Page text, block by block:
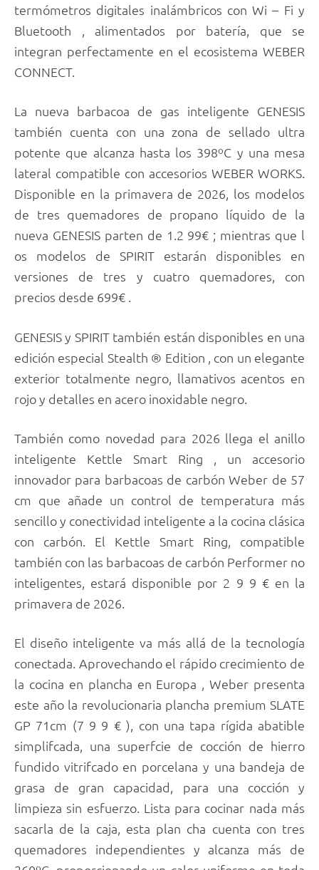
termómetros digitales inalámbricos con Wi – Fi y
Bluetooth , alimentados por batería, que se
integran perfectamente en el ecosistema WEBER
CONNECT.
La nueva barbacoa de gas inteligente GENESIS
también cuenta con una zona de sellado ultra
potente que alcanza hasta los 398ºC y una mesa
lateral compatible con accesorios WEBER WORKS.
Disponible en la primavera de 2026, los modelos
de tres quemadores de propano líquido de la
nueva GENESIS parten de 1.2 99€ ; mientras que l
os modelos de SPIRIT estarán disponibles en
versiones de tres y cuatro quemadores, con
precios desde 699€ .
GENESIS y SPIRIT también están disponibles en una
edición especial Stealth ® Edition , con un elegante
exterior totalmente negro, llamativos acentos en
rojo y detalles en acero inoxidable negro.
También como novedad para 2026 llega el anillo
inteligente Kettle Smart Ring , un accesorio
innovador para barbacoas de carbón Weber de 57
cm que añade un control de temperatura más
sencillo y conectividad inteligente a la cocina clásica
con carbón. El Kettle Smart Ring, compatible
también con las barbacoas de carbón Performer no
inteligentes, estará disponible por 2 9 9 € en la
primavera de 2026.
El diseño inteligente va más allá de la tecnología
conectada. Aprovechando el rápido crecimiento de
la cocina en plancha en Europa , Weber presenta
este año la revolucionaria plancha premium SLATE
GP 71cm (7 9 9 € ), con una tapa rígida abatible
simplifcada, una superfcie de cocción de hierro
fundido vitrifcado en porcelana y una bandeja de
grasa de gran capacidad, para una cocción y
limpieza sin esfuerzo. Lista para cocinar nada más
sacarla de la caja, esta plan cha cuenta con tres
quemadores independientes y alcanza más de